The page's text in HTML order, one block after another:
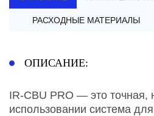
РАСХОДНЫЕ МАТЕРИАЛЫ
ОПИСАНИЕ:
IR-CBU PRO — это точная,
использовании система